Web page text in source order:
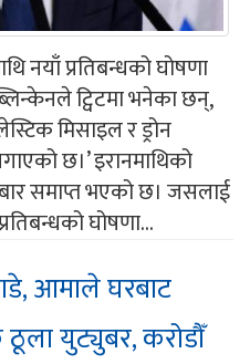
नयाँ प्रतिबन्धको घोषणा
ट्विटमा भनेका छन्,
मिसाइल र ड्रोन
छ।’ इरानमाथिको
समाप्त भएको छ। जसलाई
घोषणा...
आमाले घरबाट
युट्युबर, करोडौँ